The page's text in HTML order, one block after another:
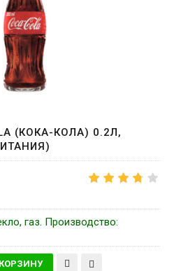
(КОКА-КОЛА) 0.2Л,
газ. Производство: